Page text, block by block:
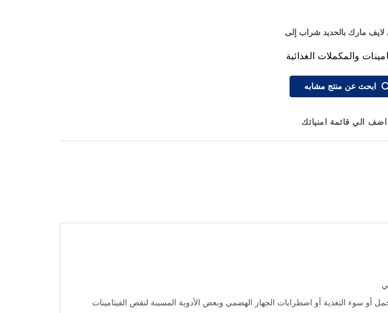
لايف مارك بالحديد شراب إلى
والمكملات الغذائية
ابحث عن منتج مشابه
اضف الي قائمة امنياتك
أو سوء التغذية أو اضطرابات الجهاز الهضمي وبعض الأدوية المسببة لنقص الفيتامينات